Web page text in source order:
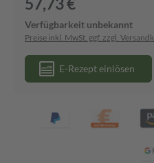
Verfügbarkeit unbekannt
Preise inkl. MwSt. ggf. zzgl.
E-Rezept einlösen